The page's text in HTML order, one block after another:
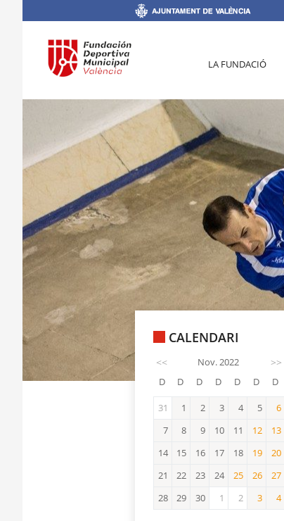
LA FUNDACIÓ
CALENDARI
<< Nov. 2022 >>
D D D D D D D
31 1 2 3 4 5 6
6
7 8 9 10 11 12
12
13
13
14 15 16 17 18 19
19
20
20
21 22 23 24 25 26 27
28 29 30 1 2 3 4